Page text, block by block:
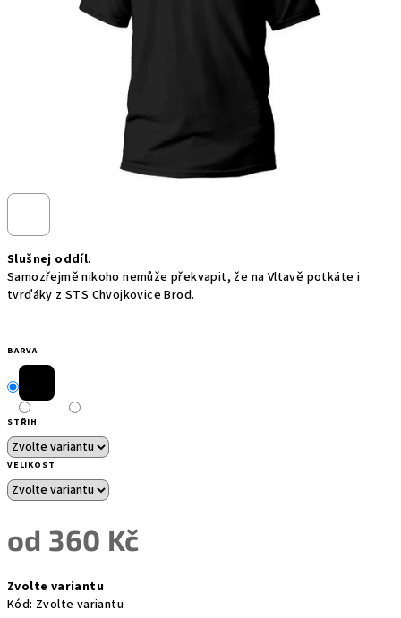
Slušnej oddíl.
Samozřejmě nikoho nemůže překvapit, že na Vltavě potkáte i
tvrďáky z STS Chvojkovice Brod.
BARVA
STŘIH
VELIKOST
od 360 Kč
cena:
Zvolte variantu
Kód: Zvolte variantu